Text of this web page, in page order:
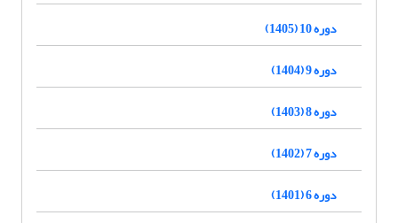
دوره 10 (1405)
دوره 9 (1404)
دوره 8 (1403)
دوره 7 (1402)
دوره 6 (1401)